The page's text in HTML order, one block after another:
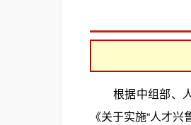
根据中组部、人
《关于实施“人才